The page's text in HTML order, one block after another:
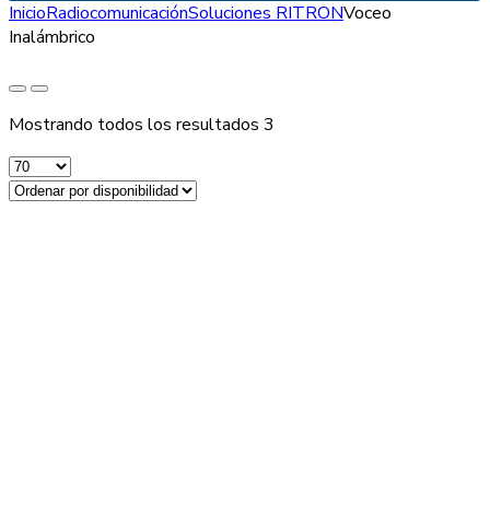
InicioRadiocomunicaciónSoluciones RITRONVoceo
Inalámbrico
Mostrando todos los resultados 3